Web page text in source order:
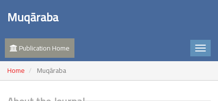
Muqāraba
Publication Home
Home
Muqāraba